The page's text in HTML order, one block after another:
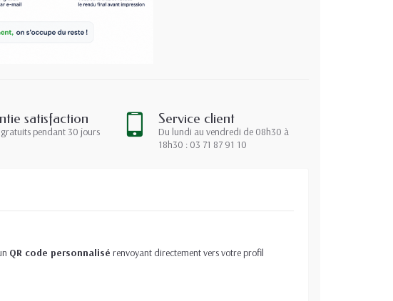
satisfaction
gratuits pendant 30 jours
Service client
Du lundi au vendredi de 08h30 à
18h30 : 03 71 87 91 10
QR code personnalisé renvoyant directement vers votre profil